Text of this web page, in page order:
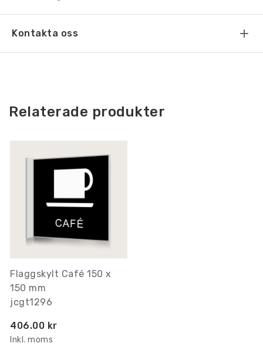
Kontakta oss
Relaterade produkter
Flaggskylt Café 150 x
150 mm
jcgt1296
406.00 kr
Inkl. moms